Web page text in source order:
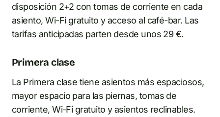
disposición 2+2 con tomas de corriente en cada
asiento, Wi-Fi gratuito y acceso al café-bar. Las
tarifas anticipadas parten desde unos 29 €.
Primera clase
La Primera clase tiene asientos más espaciosos,
mayor espacio para las piernas, tomas de
corriente, Wi-Fi gratuito y asientos reclinables.